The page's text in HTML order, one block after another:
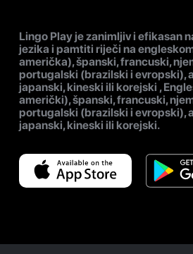
Lingo Play je zanimljiv i efikasan
jezika i pamtiti riječi na
američka), španski, francuski,
portugalski (brazilski i evropski),
japanski, kineski ili korejski ,
američki), španski, francuski,
portugalski (brazilski i evropski),
japanski, kineski ili korejski.